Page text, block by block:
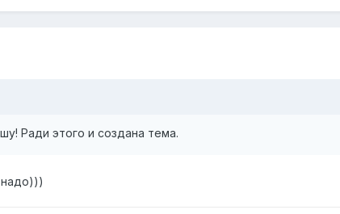
Ради этого и создана тема.